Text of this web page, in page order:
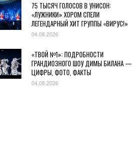
75 ТЫСЯЧ ГОЛОСОВ В УНИСОН:
«ЛУЖНИКИ» ХОРОМ СПЕЛИ
ЛЕГЕНДАРНЫЙ ХИТ ГРУППЫ «ВИРУС!»
04.08.2026
«ТВОЙ №1»: ПОДРОБНОСТИ
ГРАНДИОЗНОГО ШОУ ДИМЫ БИЛАНА —
ЦИФРЫ, ФОТО, ФАКТЫ
04.08.2026